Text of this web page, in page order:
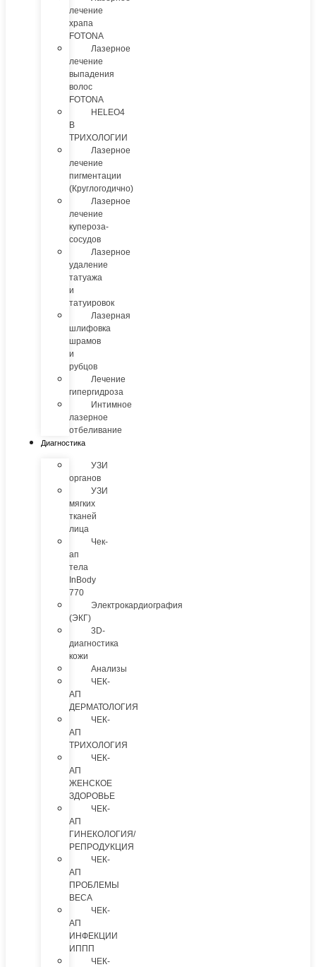
лечение
храпа
FOTONA
Лазерное
лечение
выпадения
волос
FOTONA
HELEO4
В
ТРИХОЛОГИИ
Лазерное
лечение
пигментации
(Круглогодично)
Лазерное
лечение
купероза-
сосудов
Лазерное
удаление
татуажа
и
татуировок
Лазерная
шлифовка
шрамов
и
рубцов
Лечение
гипергидроза
Интимное
лазерное
отбеливание
Диагностика
УЗИ
органов
УЗИ
мягких
тканей
лица
Чек-
ап
тела
InBody
770
Электрокардиография
(ЭКГ)
3D-
диагностика
кожи
Анализы
ЧЕК-
АП
ДЕРМАТОЛОГИЯ
ЧЕК-
АП
ТРИХОЛОГИЯ
ЧЕК-
АП
ЖЕНСКОЕ
ЗДОРОВЬЕ
ЧЕК-
АП
ГИНЕКОЛОГИЯ/
РЕПРОДУКЦИЯ
ЧЕК-
АП
ПРОБЛЕМЫ
ВЕСА
ЧЕК-
АП
ИНФЕКЦИИ
ИППП
ЧЕК-